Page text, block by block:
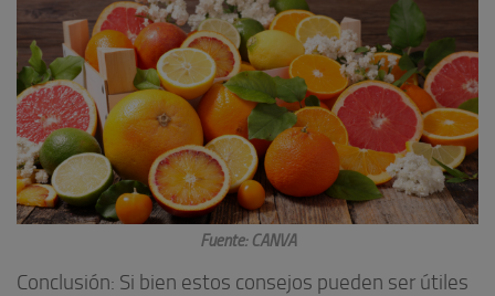
Fuente: CANVA
Conclusión: Si bien estos consejos pueden ser útiles